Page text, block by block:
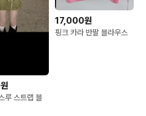
루 스트랩 블
17,000원
핑크 카라 반팔 블라우스